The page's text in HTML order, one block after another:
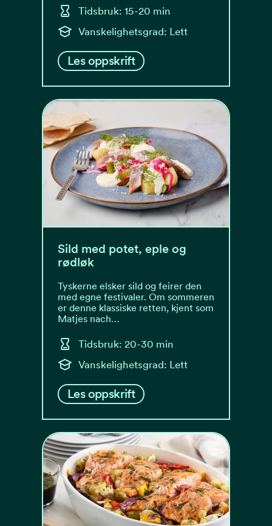
Tidsbruk: 15-20 min
Vanskelighetsgrad: Lett
Les oppskrift
Sild med potet, eple og
rødløk
Tyskerne elsker sild og feirer den
med egne festivaler. Om sommeren
er denne klassiske retten, kjent som
Matjes nach…
Tidsbruk: 20-30 min
Vanskelighetsgrad: Lett
Les oppskrift